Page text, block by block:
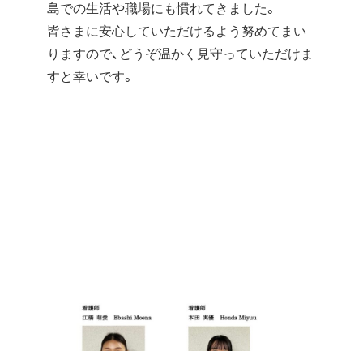
島での生活や職場にも慣れてきました。
皆さまに安心していただけるよう努めてまい
りますので、どうぞ温かく見守っていただけま
すと幸いです。